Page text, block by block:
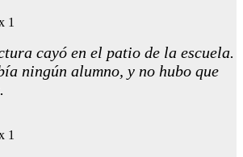
cayó en el patio de la escuela.
ningún alumno, y no hubo que